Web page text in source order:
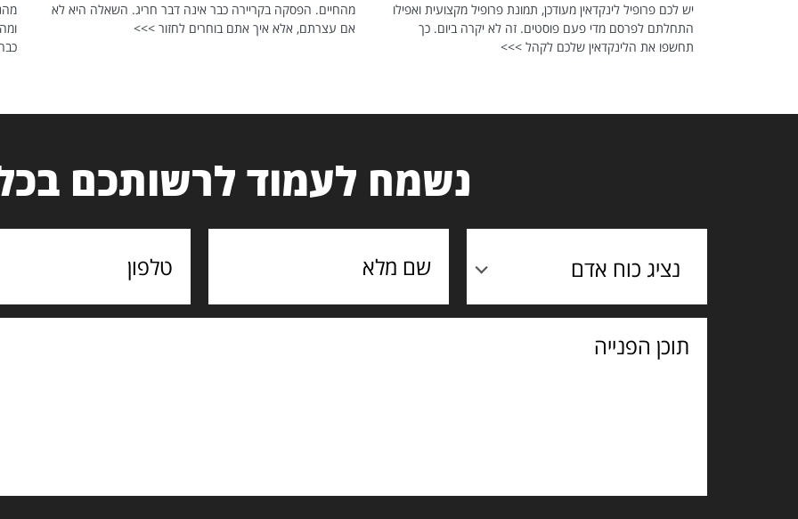
יש לכם פרופיל לינקדאין מעודכן, תמונת פרופיל מקצועית ואפילו
התחלתם לפרסם מדי פעם פוסטים. זה לא יקרה ביום. כך
תחשפו את הלינקדאין שלכם לקהל >>>
מהחיים. הפסקה בקריירה כבר אינה דבר חריג. השאלה היא לא
אם עצרתם, אלא איך אתם בוחרים לחזור >>>
נשמח לעמוד לרשותכם
נציג כוח אדם
תוכן